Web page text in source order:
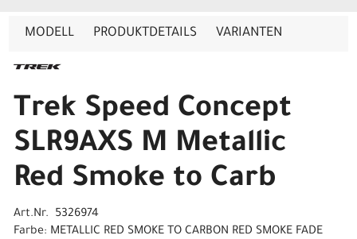
MODELL PRODUKTDETAILS VARIANTEN
Trek Speed Concept
SLR9AXS M Metallic
Red Smoke to Carb
Art.Nr. 5326974
Farbe: METALLIC RED SMOKE TO CARBON RED SMOKE FADE